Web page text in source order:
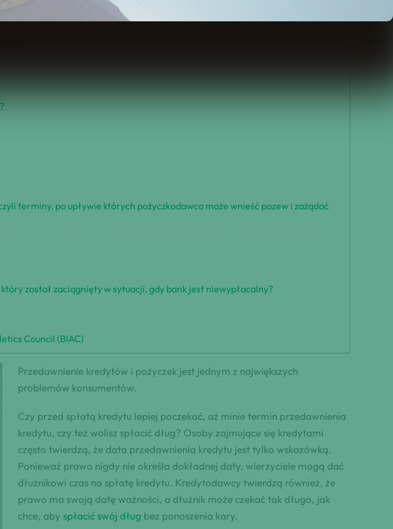
terminy, po upływie których pożyczkodawca może wnieść pozew i zażądać
został zaciągnięty w sytuacji, gdy bank jest niewypłacalny?
Council (BIAC)
Przedawnienie kredytów i pożyczek jest jednym z największych
problemów konsumentów.
Czy przed spłatą kredytu lepiej poczekać, aż minie termin przedawnienia
kredytu, czy też wolisz spłacić dług? Osoby zajmujące się kredytami
często twierdzą, że data przedawnienia kredytu jest tylko wskazówką.
Ponieważ prawo nigdy nie określa dokładnej daty, wierzyciele mogą dać
dłużnikowi czas na spłatę kredytu. Kredytodawcy twierdzą również, że
prawo ma swoją datę ważności, a dłużnik może czekać tak długo, jak
chce, aby spłacić swój dług bez ponoszenia kary.